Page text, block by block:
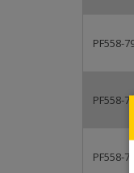
PF558-
PF558-
PF558-797